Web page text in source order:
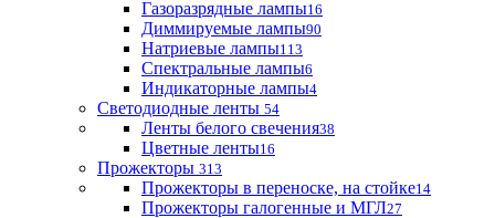
Газоразрядные лампы16
Диммируемые лампы90
Натриевые лампы113
Спектральные лампы6
Индикаторные лампы4
Светодиодные ленты 54
Ленты белого свечения38
Цветные ленты16
Прожекторы 313
Прожекторы в переноске, на стойке14
Прожекторы галогенные и МГЛ27